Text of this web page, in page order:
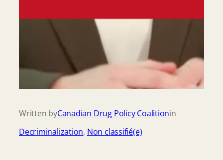
Written byCanadian Drug Policy Coalitionin
Decriminalization, Non classifié(e)